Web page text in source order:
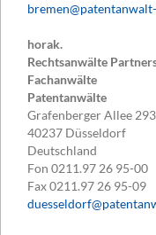
horak.
Rechtsanwälte
Fachanwälte
Patentanwälte
Grafenberger Allee 293
40237 Düsseldorf
Deutschland
Fon 0211.97 26 95-00
Fax0211.97 26 95-09